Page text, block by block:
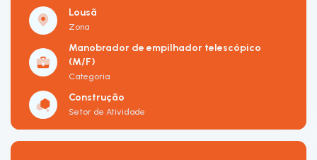
Lousã
Zona
Manobrador de empilhador telescópico
(M/F)
Categoria
Construção
Setor de Atividade